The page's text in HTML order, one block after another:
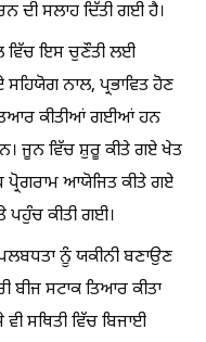
ਦੀ ਸਲਾਹ ਦਿੱਤੀ ਗਈ ਹੈ।
ਵਿੱਚ ਇਸ ਚੁਣੌਤੀ ਲਈ
ਨਾਲ, ਪ੍ਰਭਾਵਿਤ ਹੋਣ
ਤਿਆਰ ਕੀਤੀਆਂ ਗਈਆਂ ਹਨ
ਜੂਨ ਵਿੱਚ ਸ਼ੁਰੂ ਕੀਤੇ ਗਏ ਖੇਤ
ਆਯੋਜਿਤ ਕੀਤੇ ਗਏ
ਪਹੁੰਚ ਕੀਤੀ ਗਈ।
ਨੂੰ ਯਕੀਨੀ ਬਣਾਉਣ
ਸਟਾਕ ਤਿਆਰ ਕੀਤਾ
ਸਥਿਤੀ ਵਿੱਚ ਬਿਜਾਈ